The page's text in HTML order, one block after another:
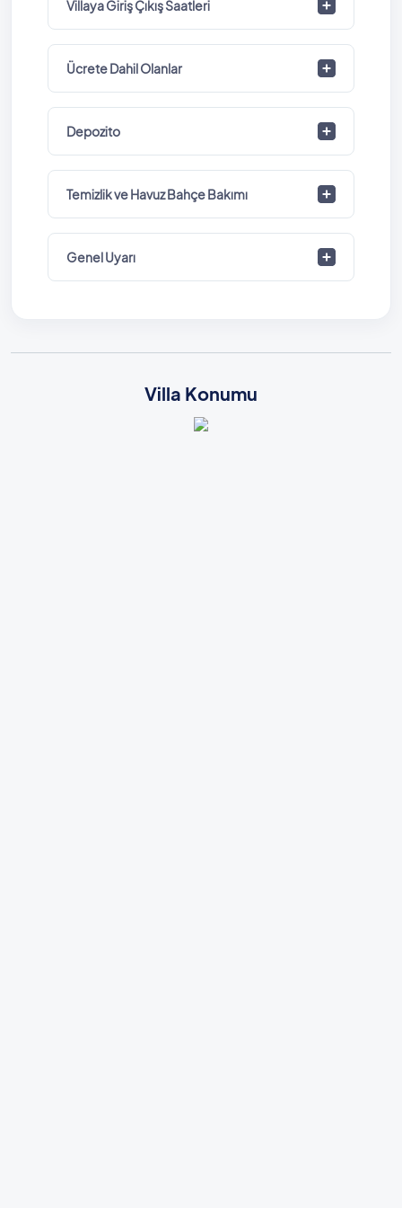
Villaya Giriş Çıkış Saatleri
Ücrete Dahil Olanlar
Depozito
Temizlik ve Havuz Bahçe Bakımı
Genel Uyarı
Villa Konumu